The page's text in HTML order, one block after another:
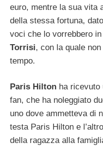
euro, mentre la sua vita
della stessa fortuna,
voci che lo vorrebbero
Torrisi, con la quale
tempo.
Paris Hilton ha ricevuto
fan, che ha noleggiato
uno dove ammetteva di
testa Paris Hilton e
della ragazza alla